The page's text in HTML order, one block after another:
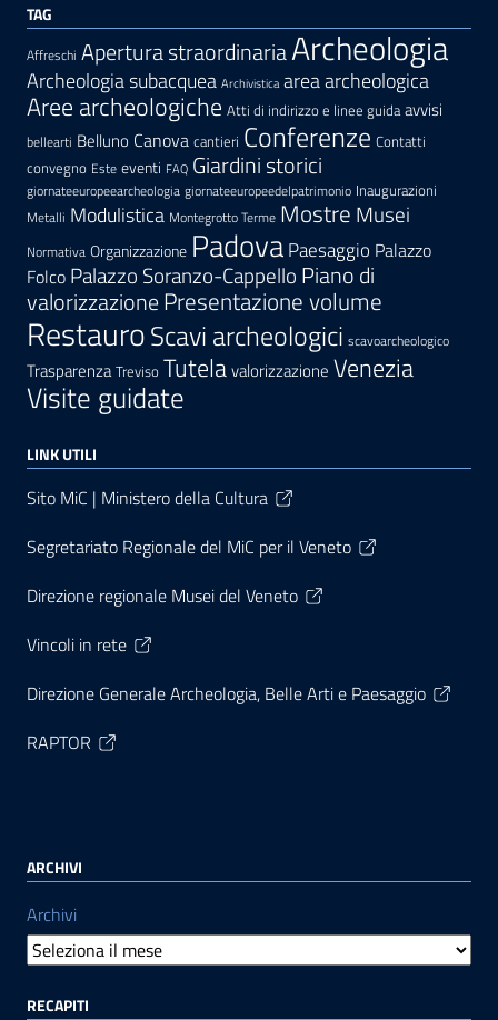
TAG
Affreschi Apertura straordinariaArcheologia
Archeologia subacquea Archivistica area archeologica
Aree archeologiche Atti di indirizzo e linee guida avvisi
bellearti Belluno Canova cantieri Conferenze Contatti
convegno Este eventi FAQ Giardini storici
giornateeuropeearcheologia giornateeuropeedelpatrimonio Inaugurazioni
Metalli Modulistica Montegrotto Terme Mostre Musei
Normativa Organizzazione PadovaPaesaggio Palazzo
Folco Palazzo Soranzo-Cappello Piano di
valorizzazionePresentazione volume
RestauroScavi archeologici scavoarcheologico
Trasparenza Treviso Tutelavalorizzazione Venezia
Visite guidate
LINK UTILI
Sito MiC | Ministero della Cultura
Segretariato Regionale del MiC per il Veneto
Direzione regionale Musei del Veneto
Vincoli in rete
Direzione Generale Archeologia, Belle Arti e Paesaggio
RAPTOR
ARCHIVI
Archivi
RECAPITI